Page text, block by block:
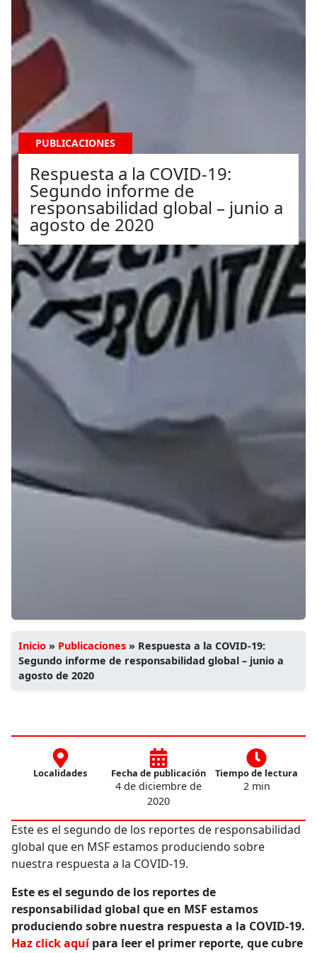
PUBLICACIONES
Respuesta a la COVID-19:
Segundo informe de
responsabilidad global – junio a
agosto de 2020
Inicio » Publicaciones » Respuesta a la COVID-19:
Segundo informe de responsabilidad global – junio a
agosto de 2020
Localidades Fecha de publicación
4 de diciembre de
2020
Tiempo de lectura
2 min
Este es el segundo de los reportes de responsabilidad
global que en MSF estamos produciendo sobre
nuestra respuesta a la COVID-19.
Este es el segundo de los reportes de
responsabilidad global que en MSF estamos
produciendo sobre nuestra respuesta a la COVID-19.
Haz click aquípara leer el primer reporte, que cubre